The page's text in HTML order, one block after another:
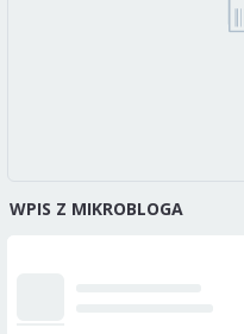
WPIS Z MIKROBLOGA